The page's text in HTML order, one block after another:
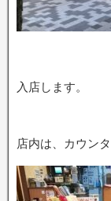
入店します。
店内は、カウン